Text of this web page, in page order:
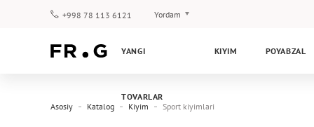
+998 78 113 6121 Yordam
Kafolat
YANGI
TOVARLAR
KIYIM POYABZAL
Asosiy Katalog Kiyim Sport kiyimlari